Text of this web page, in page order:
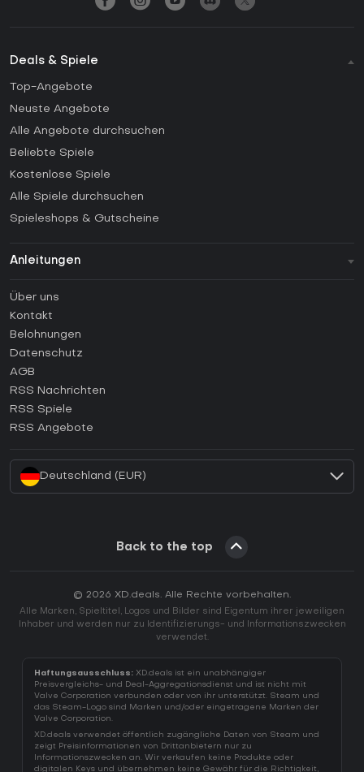
Deals & Spiele
Top-Angebote
Neuste Angebote
Alle Angebote durchsuchen
Beliebte Spiele
Kostenlose Spiele
Alle Spiele durchsuchen
Spieleshops & Gutscheine
Anleitungen
Anleitungen
Wie aktiviert man einen Steam CD Key?
Wie aktiviert man einen Epic Games CD Key?
Wie aktiviert man einen GOG CD Key?
Wie aktiviert man einen Ubisoft Connect CD Key?
Über uns
Kontakt
Belohnungen
Datenschutz
AGB
RSS Nachrichten
RSS Spiele
RSS Angebote
Deutschland (EUR)
Back to the top
© 2026 XD.deals. Alle Rechte vorbehalten.
Alle Marken, Spieltitel, Logos und Bilder sind Eigentum ihrer jeweiligen
Inhaber und werden nur zu Identifizierungs- und Informationszwecken
verwendet.
Haftungsausschluss: XD.deals ist ein unabhängiger
Preisvergleichs- und Deal-Aggregationsdienst und ist nicht mit
Valve Corporation verbunden oder von ihr unterstützt. Steam und
das Steam-Logo sind Marken und/oder eingetragene Marken der
Valve Corporation.
XD.deals verwendet öffentlich zugängliche Daten von Steam und
zeigt Preisinformationen von Drittanbietern nur zu
Informationszwecken an. Wir verkaufen keine Produkte oder
digitalen Keys und übernehmen keine Gewähr für die Richtigkeit,